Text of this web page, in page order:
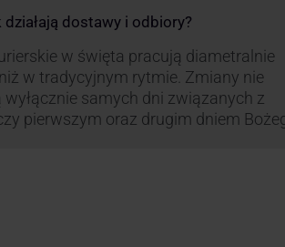
świąteczny!
dostawy i odbiory?
w święta pracują diametralnie
w tradycyjnym rytmie. Zmiany nie
wyłącznie samych dni związanych z
pierwszym oraz drugim dniem